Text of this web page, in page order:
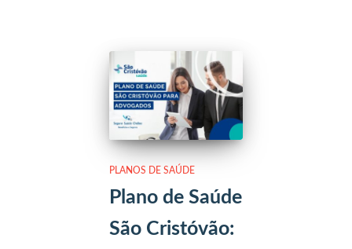
PLANOS DE SAÚDE
Plano de Saúde
São Cristóvão: